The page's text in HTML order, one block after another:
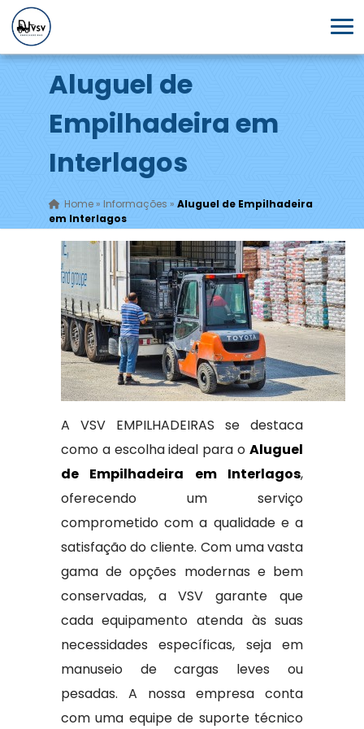
Aluguel de
Empilhadeira em
Interlagos
Home» Informações » Aluguel de Empilhadeira
em Interlagos
A VSV EMPILHADEIRAS se destaca
como a escolha ideal para oAluguel
de Empilhadeira em Interlagos,
oferecendo um serviço
comprometido com a qualidade e a
satisfação do cliente. Com uma vasta
gama de opções modernas e bem
conservadas, a VSV garante que
cada equipamento atenda às suas
necessidades específicas, seja em
manuseio de cargas leves ou
pesadas. A nossa empresa conta
com uma equipe de suporte técnico